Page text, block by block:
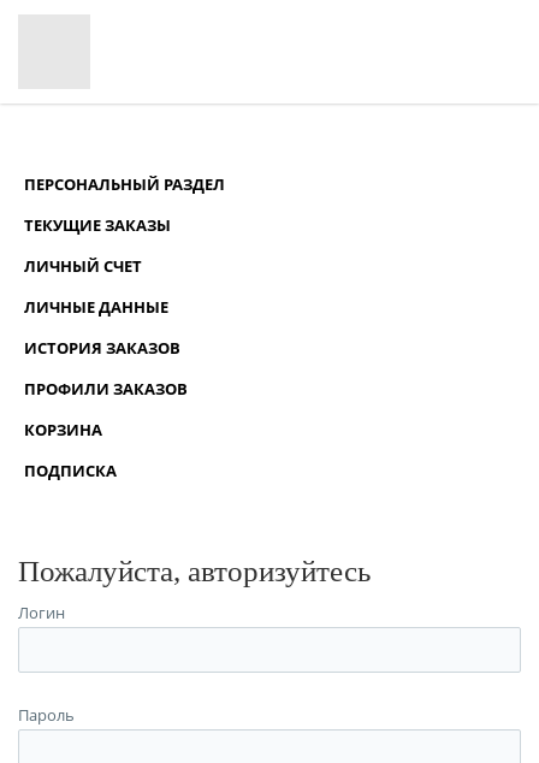
ПЕРСОНАЛЬНЫЙ РАЗДЕЛ
ТЕКУЩИЕ ЗАКАЗЫ
ЛИЧНЫЙ СЧЕТ
ЛИЧНЫЕ ДАННЫЕ
ИСТОРИЯ ЗАКАЗОВ
ПРОФИЛИ ЗАКАЗОВ
КОРЗИНА
ПОДПИСКА
Пожалуйста, авторизуйтесь
Логин
Пароль